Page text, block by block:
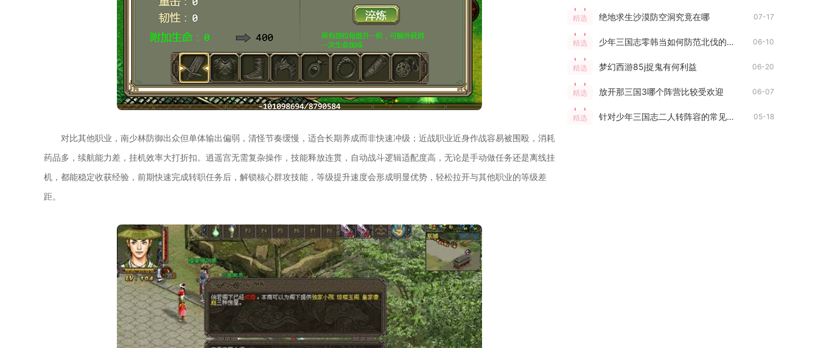
对比其他职业，南少林防御出众但单体输出偏弱，清怪节奏缓慢，适合长期养成而非快速冲级；近战职业近身作战容易被围殴，消耗
药品多，续航能力差，挂机效率大打折扣。逍遥宫无需复杂操作，技能释放连贯，自动战斗逻辑适配度高，无论是手动做任务还是离线挂
机，都能稳定收获经验，前期快速完成转职任务后，解锁核心群攻技能，等级提升速度会形成明显优势，轻松拉开与其他职业的等级差
距。
精选 绝地求生沙漠防空洞究竟在哪 07-17
精选 少年三国志零韩当如何防范北伐的攻击 06-10
精选 梦幻西游85j捉鬼有何利益 06-20
精选 放开那三国3哪个阵营比较受欢迎 06-07
精选 针对少年三国志二人转阵容的常见问题有哪些 05-18